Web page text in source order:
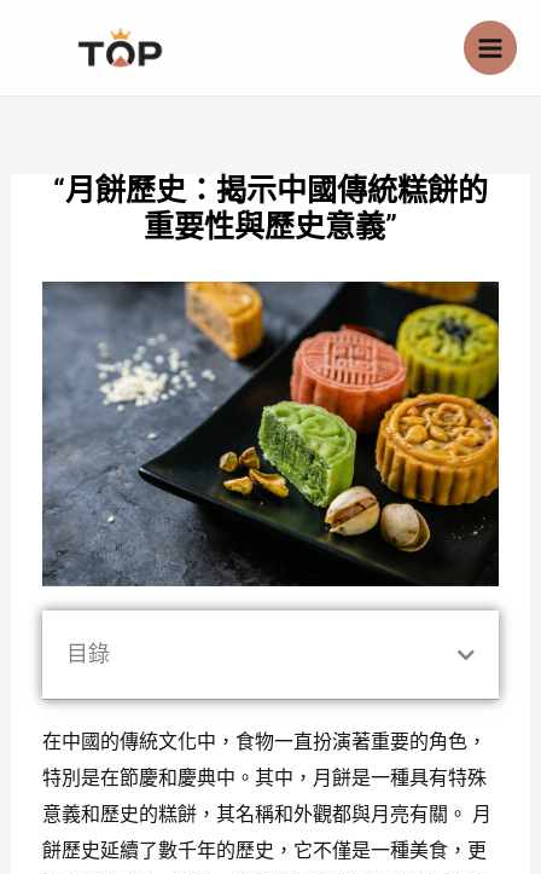
“月餅歷史：揭示中國傳統糕餅的
重要性與歷史意義”
目錄
在中國的傳統文化中，食物一直扮演著重要的角色，
特別是在節慶和慶典中。其中，月餅是一種具有特殊
意義和歷史的糕餅，其名稱和外觀都與月亮有關。 月
餅歷史延續了數千年的歷史，它不僅是一種美食，更